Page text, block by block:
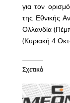
για τον
της Εθνικής
Ολλανδία
(Κυριακή 4
Σχετικά